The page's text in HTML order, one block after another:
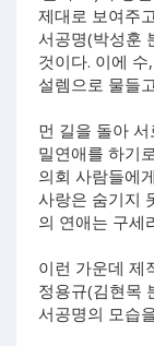
제대로 보여주
서공명(박성훈
것이다. 이에
설렘으로 물들
먼 길을 돌아
밀연애를 하기
의회 사람들에
사랑은 숨기지
의 연애는 구세
이런 가운데 제
정용규(김현목
서공명의 모습